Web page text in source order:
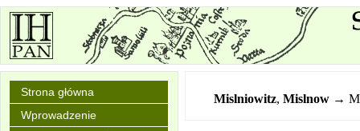
Strona główna
Wprowadzenie
Mislniowitz,Mislnow →